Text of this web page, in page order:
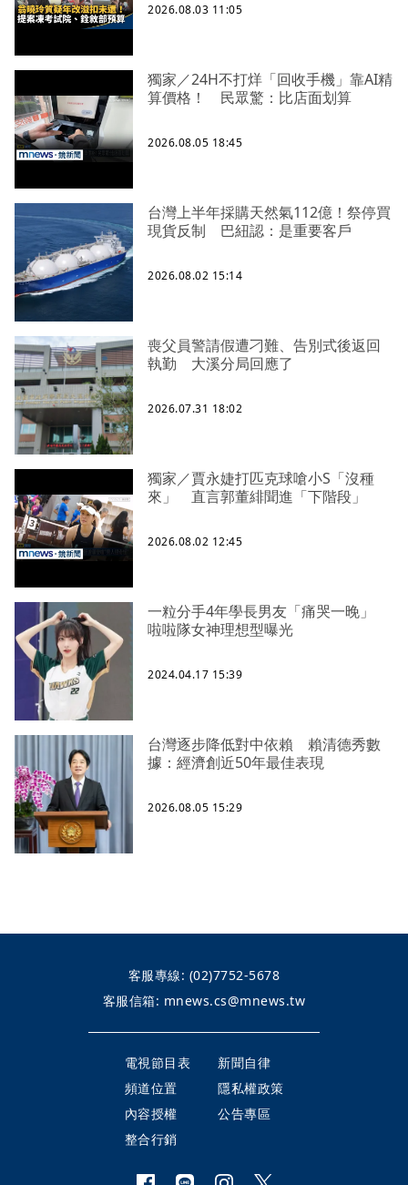
2026.08.03 11:05
獨家／24H不打烊「回收手機」靠AI精
算價格！ 民眾驚：比店面划算
2026.08.05 18:45
台灣上半年採購天然氣112億！祭停買
現貨反制 巴紐認：是重要客戶
2026.08.02 15:14
喪父員警請假遭刁難、告別式後返回
執勤 大溪分局回應了
2026.07.31 18:02
獨家／賈永婕打匹克球嗆小S「沒種
來」 直言郭董緋聞進「下階段」
2026.08.02 12:45
一粒分手4年學長男友「痛哭一晚」
啦啦隊女神理想型曝光
2024.04.17 15:39
台灣逐步降低對中依賴 賴清德秀數
據：經濟創近50年最佳表現
2026.08.05 15:29
客服專線: (02)7752-5678
客服信箱: mnews.cs@mnews.tw
電視節目表
新聞自律
頻道位置
隱私權政策
內容授權
公告專區
整合行銷